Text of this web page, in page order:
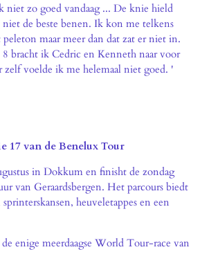
niet zo goed vandaag ... De knie hield
niet de beste benen. Ik kon me telkens
maar meer dan dat zat er niet in.
bracht ik Cedric en Kenneth naar voor
zelf voelde ik me helemaal niet goed. '
17 van de Benelux Tour
in Dokkum en finisht de zondag
van Geraardsbergen. Het parcours biedt
heuveletappes en een
enige meerdaagse World Tour-race van